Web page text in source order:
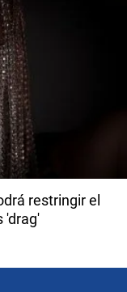
restringir el
'drag'